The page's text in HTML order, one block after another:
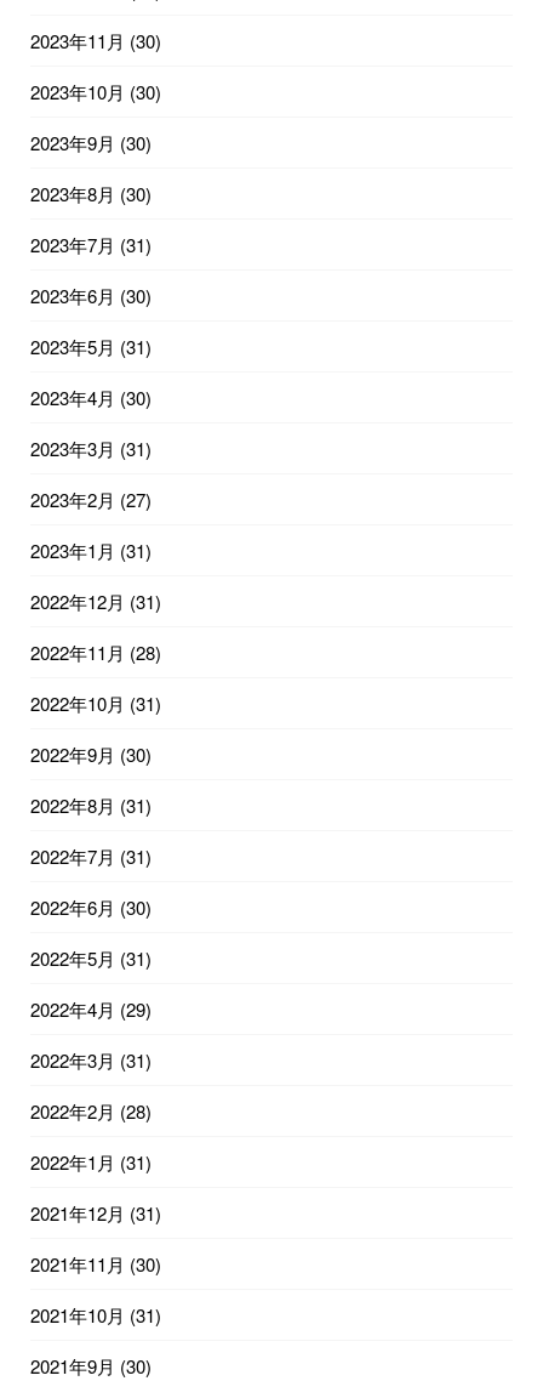
2023年11月 (30)
2023年10月 (30)
2023年9月 (30)
2023年8月 (30)
2023年7月 (31)
2023年6月 (30)
2023年5月 (31)
2023年4月 (30)
2023年3月 (31)
2023年2月 (27)
2023年1月 (31)
2022年12月 (31)
2022年11月 (28)
2022年10月 (31)
2022年9月 (30)
2022年8月 (31)
2022年7月 (31)
2022年6月 (30)
2022年5月 (31)
2022年4月 (29)
2022年3月 (31)
2022年2月 (28)
2022年1月 (31)
2021年12月 (31)
2021年11月 (30)
2021年10月 (31)
2021年9月 (30)